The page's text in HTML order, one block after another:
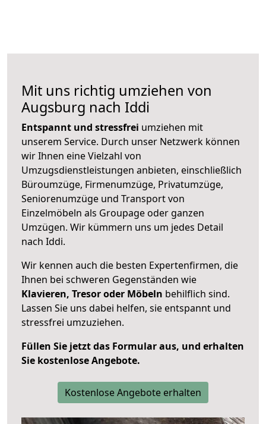
Mit uns richtig umziehen von
Augsburg nach Iddi
Entspannt und stressfrei umziehen mit
unserem Service. Durch unser Netzwerk können
wir Ihnen eine Vielzahl von
Umzugsdienstleistungen anbieten, einschließlich
Büroumzüge, Firmenumzüge, Privatumzüge,
Seniorenumzüge und Transport von
Einzelmöbeln als Groupage oder ganzen
Umzügen. Wir kümmern uns um jedes Detail
nach Iddi.
Wir kennen auch die besten Expertenfirmen, die
Ihnen bei schweren Gegenständen wie
Klavieren, Tresor oder Möbeln behilflich sind.
Lassen Sie uns dabei helfen, sie entspannt und
stressfrei umzuziehen.
Füllen Sie jetzt das Formular aus, und erhalten
Sie kostenlose Angebote.
Kostenlose Angebote erhalten